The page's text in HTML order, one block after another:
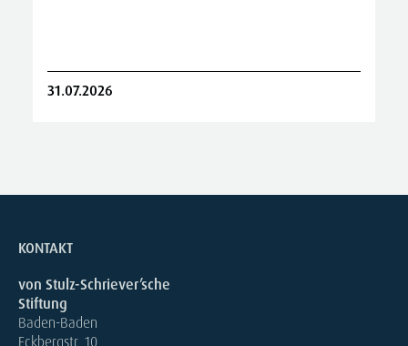
31.07.2026
KONTAKT
von Stulz-Schriever’sche
Stiftung
Baden-Baden
Eckbergstr. 10